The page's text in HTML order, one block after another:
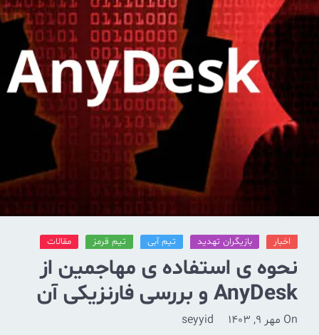
بازیگران تهدید تیم آبی تیم قرمز مقالات
نحوه ی استفاده ی مهاجمین از
AnyDesk و بررسی فارنزیکی آن
مهر 9, 1403 seyyid